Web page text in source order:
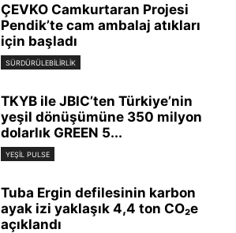
ÇEVKO Camkurtaran Projesi
Pendik’te cam ambalaj atıkları
için başladı
SÜRDÜRÜLEBILIRLIK
TKYB ile JBIC’ten Türkiye’nin
yeşil dönüşümüne 350 milyon
dolarlık GREEN 5...
YEŞIL PULSE
Tuba Ergin defilesinin karbon
ayak izi yaklaşık 4,4 ton CO₂e
açıklandı